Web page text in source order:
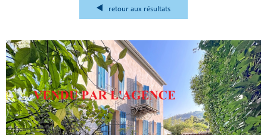
retour aux résultats